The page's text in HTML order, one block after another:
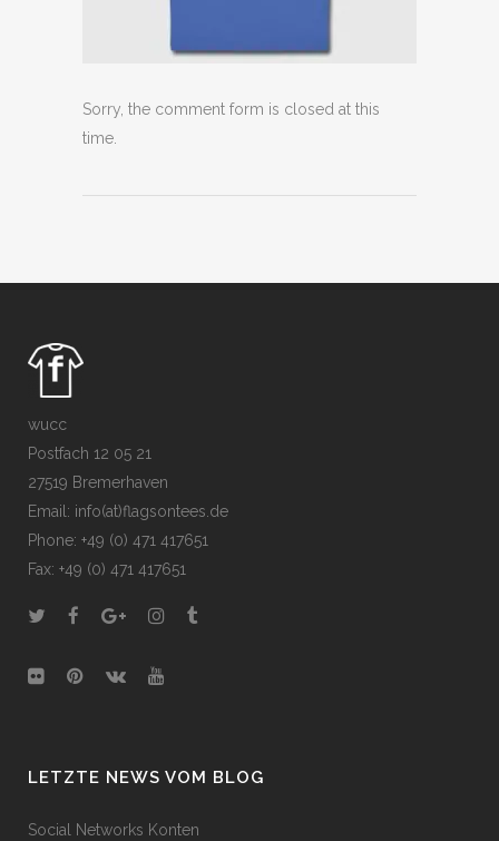
Sorry, the comment form is closed at this
time.
wucc
Postfach 12 05 21
27519 Bremerhaven
Email: info(at)flagsontees.de
Phone: +49 (0) 471 417651
Fax: +49 (0) 471 417651
LETZTE NEWS VOM BLOG
Social Networks Konten